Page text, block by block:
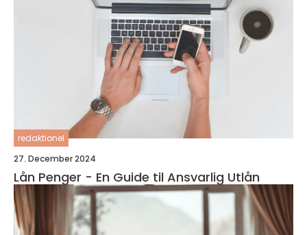
redaktionel
27. December 2024
Lån Penger - En Guide til Ansvarlig Utlån